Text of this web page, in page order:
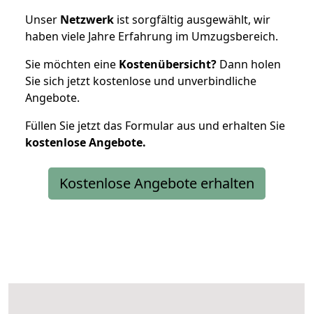
Unser Netzwerk ist sorgfältig ausgewählt, wir
haben viele Jahre Erfahrung im Umzugsbereich.
Sie möchten eine Kostenübersicht? Dann holen
Sie sich jetzt kostenlose und unverbindliche
Angebote.
Füllen Sie jetzt das Formular aus und erhalten Sie
kostenloseAngebote.
Kostenlose Angebote erhalten